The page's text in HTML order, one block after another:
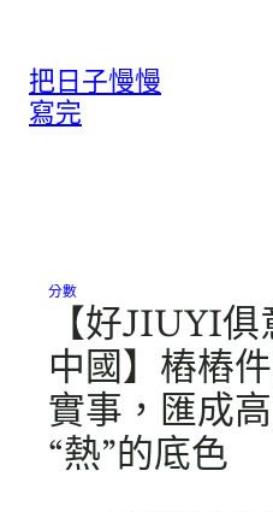
把日子慢慢
寫完
分數
【好JIUYI
中國】樁樁
實事，匯成
“熱”的底色